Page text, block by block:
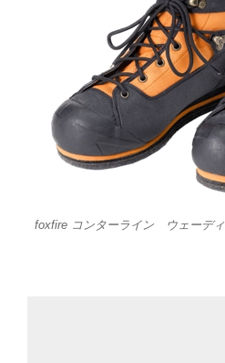
foxfire コンターライン ウェーデ